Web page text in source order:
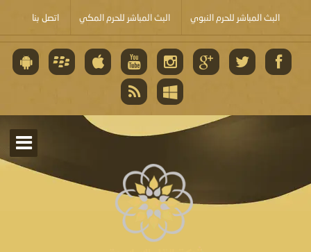
البث المباشر للحرم النبوي البث المباشر للحرم المكي اتصل بنا